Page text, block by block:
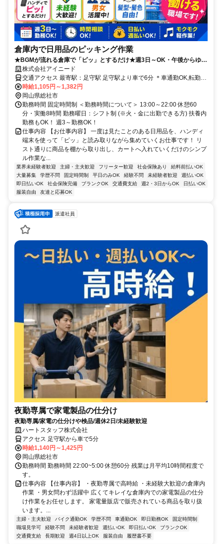
倉庫内で日用品のピッキング作業
★BGMが流れる倉庫で「ピッ」とするだけ★週3日～OK・午後からゆっ
くり出勤♪簡単軽作業♪経験・未経験者歓迎！
株式会社アイニード
交通アクセス 最寄駅：足守駅 足守駅より車で6分 ＊車通勤OK,転勤な
し,バイク通勤OK
時給1,105円～1,382円
岡山県総社市
勤務時間 固定時間制 ＜勤務時間について＞ 13:00～22:00 休憩60
分・実働8時間 勤務曜日：シフト制 (※火・金に出勤できる方) 扶養内
勤務もOK！ 週3～勤務OK！
仕事内容 【お仕事内容】 一度は見たことのある日用品を、ハンディ
端末を使って「ピッ」と読み取りながら集めていくお仕事です！ リ
スト通りに商品を棚から取り出し、カートへ入れていくだけのシンプ
ル作業な...
業界未経験者歓迎 主婦・主夫歓迎 フリーター歓迎 社会保険あり
給料前払いOK
大量募集
学歴不問 固定時間制 平日のみOK 経験不問 未経験者歓迎
週払いOK
即日払いOK
社会保険完備 ブランクOK 交通費支給 週2・3日からOK
日払いOK
服装自由
友達と応募OK
派遣社員
夜勤専属で家電製品の仕分け
夜勤専属/家電の仕分けや検品/週休2日/未経験歓迎
ハートスタッフ株式会社
アクセス 足守駅から車で5分
時給1,140円～1,425円
岡山県総社市
勤務時間 勤務時間 22:00~5:00 休憩60分 残業は月平均10時間程度で
す。
仕事内容 【仕事内容】 ・夜勤専属で高時給 ・未経験大歓迎の倉庫内
作業 ・男女問わず活躍中 広くてキレイな倉庫内での家電製品の仕分
け作業をお任せします。 家電量販店で販売されている商品を取り扱
います。...
主婦・主夫歓迎 バイク通勤OK 学歴不問 車通勤OK 即日勤務OK
固定時間制
職場見学可
経験不問 未経験者歓迎 週払いOK 即日払いOK
ブランクOK
交通費支給
長期歓迎 週4日以上OK 服装自由 履歴書不要